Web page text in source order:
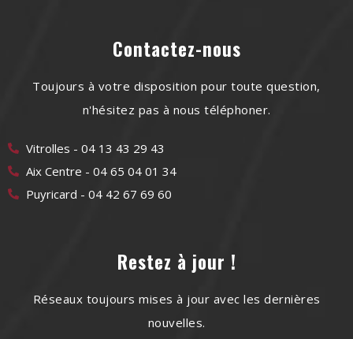
Contactez-nous
Toujours à votre disposition pour toute question,
n'hésitez pas à nous téléphoner.
Vitrolles - 04 13 43 29 43
Aix Centre - 04 65 04 01 34
Puyricard - 04 42 67 69 60
Restez à jour !
Réseaux toujours mises à jour avec les dernières
nouvelles.